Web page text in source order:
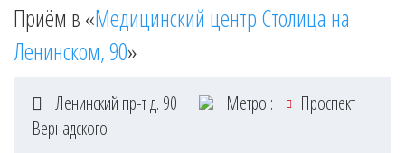
Приём в «Медицинский центр Столица на
Ленинском, 90»
Ленинский пр-т д. 90 Метро :
Проспект
Вернадского